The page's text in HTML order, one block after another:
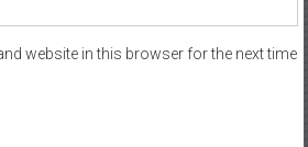
website in this browser for the next time